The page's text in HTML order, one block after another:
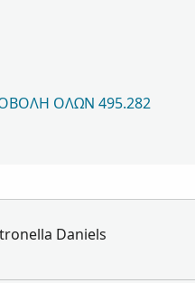
ΌΛΩΝ 495.282
Daniels